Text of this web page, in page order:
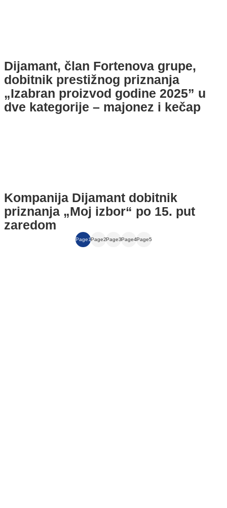
Dijamant, član Fortenova grupe,
dobitnik prestižnog priznanja
„Izabran proizvod godine 2025” u
dve kategorije – majonez i kečap
Kompanija Dijamant dobitnik
priznanja „Moj izbor“ po 15. put
zaredom
Page1Page2Page3Page4Page5